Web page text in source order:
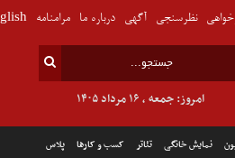
نمایش خانگی تئاتر کسب و کارها پلاس
امروز: جمعه , ۱۶ مرداد ۱۴۰۵
نظرسنجی آگهی درباره ما مرامنامه